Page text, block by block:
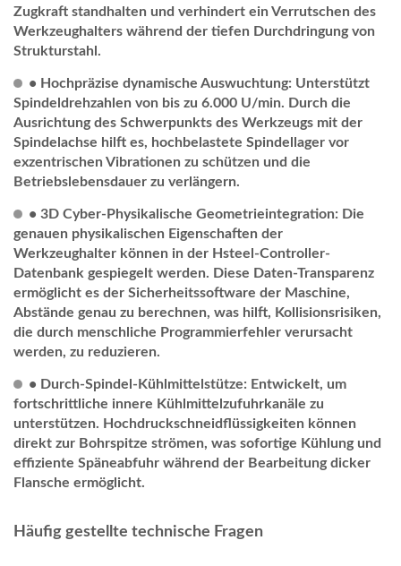
Zugkraft standhalten und verhindert ein Verrutschen des
Werkzeughalters während der tiefen Durchdringung von
Strukturstahl.
• Hochpräzise dynamische Auswuchtung: Unterstützt
Spindeldrehzahlen von bis zu 6.000 U/min. Durch die
Ausrichtung des Schwerpunkts des Werkzeugs mit der
Spindelachse hilft es, hochbelastete Spindellager vor
exzentrischen Vibrationen zu schützen und die
Betriebslebensdauer zu verlängern.
• 3D Cyber-Physikalische Geometrieintegration: Die
genauen physikalischen Eigenschaften der
Werkzeughalter können in der Hsteel-Controller-
Datenbank gespiegelt werden. Diese Daten-Transparenz
ermöglicht es der Sicherheitssoftware der Maschine,
Abstände genau zu berechnen, was hilft, Kollisionsrisiken,
die durch menschliche Programmierfehler verursacht
werden, zu reduzieren.
• Durch-Spindel-Kühlmittelstütze: Entwickelt, um
fortschrittliche innere Kühlmittelzufuhrkanäle zu
unterstützen. Hochdruckschneidflüssigkeiten können
direkt zur Bohrspitze strömen, was sofortige Kühlung und
effiziente Späneabfuhr während der Bearbeitung dicker
Flansche ermöglicht.
Häufig gestellte technische Fragen